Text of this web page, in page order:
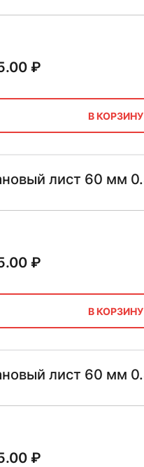
₽
В КОРЗИНУ
лист 60 мм
₽
В КОРЗИНУ
лист 60 мм
₽